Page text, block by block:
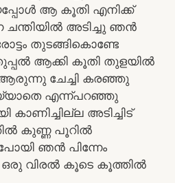
ആ കൂതി എനിക്ക്
അടിച്ചു ഞൻ
തുടങ്ങികൊണ്ടേ
ആക്കി കൂതി തുളയിൽ
ആരുന്നു ചേച്ചി കരഞ്ഞു
എന്ന്പറഞ്ഞു
അടിച്ചിട്
കുണ്ണ പൂറിൽ
പോയി ഞൻ പിന്നേം
ഒരു വിരൽ കൂടെ കൂത്തിൽ